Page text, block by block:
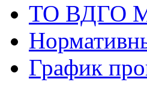
ТО ВДГО
График